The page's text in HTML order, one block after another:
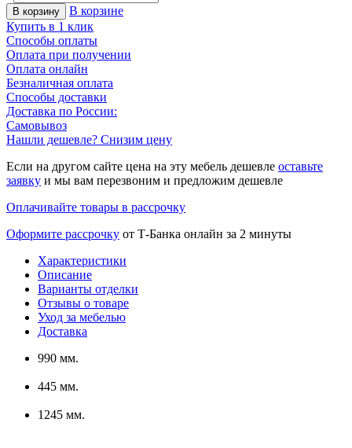
В корзину
В корзине
Купить в 1 клик
Способы оплаты
Оплата при получении
Оплата онлайн
Безналичная оплата
Способы доставки
Доставка по России:
Самовывоз
Нашли дешевле? Снизим цену
Если на другом сайте цена на эту мебель дешевле оставьте
заявку и мы вам перезвоним и предложим дешевле
Оплачивайте товары в рассрочку
Оформите рассрочку от Т-Банка онлайн за 2 минуты
Характеристики
Описание
Варианты отделки
Отзывы о товаре
Уход за мебелью
Доставка
990 мм.
445 мм.
1245 мм.